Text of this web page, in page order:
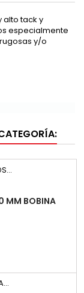
alto tack y
especialmente
y/o
MM BOBINA